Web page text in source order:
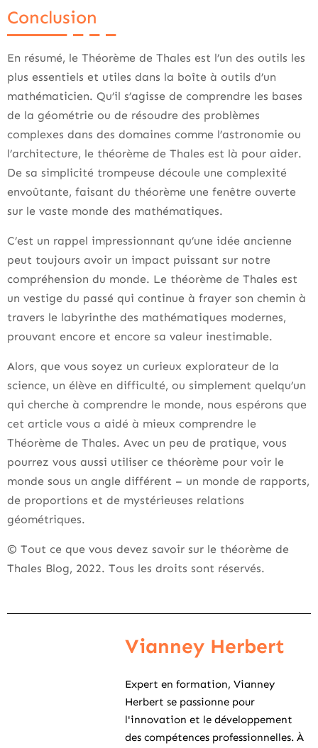
Conclusion
En résumé, le Théorème de Thales est l’un des outils les
plus essentiels et utiles dans la boîte à outils d’un
mathématicien. Qu’il s’agisse de comprendre les bases
de la géométrie ou de résoudre des problèmes
complexes dans des domaines comme l’astronomie ou
l’architecture, le théorème de Thales est là pour aider.
De sa simplicité trompeuse découle une complexité
envoûtante, faisant du théorème une fenêtre ouverte
sur le vaste monde des mathématiques.
C’est un rappel impressionnant qu’une idée ancienne
peut toujours avoir un impact puissant sur notre
compréhension du monde. Le théorème de Thales est
un vestige du passé qui continue à frayer son chemin à
travers le labyrinthe des mathématiques modernes,
prouvant encore et encore sa valeur inestimable.
Alors, que vous soyez un curieux explorateur de la
science, un élève en difficulté, ou simplement quelqu’un
qui cherche à comprendre le monde, nous espérons que
cet article vous a aidé à mieux comprendre le
Théorème de Thales. Avec un peu de pratique, vous
pourrez vous aussi utiliser ce théorème pour voir le
monde sous un angle différent – un monde de rapports,
de proportions et de mystérieuses relations
géométriques.
© Tout ce que vous devez savoir sur le théorème de
Thales Blog, 2022. Tous les droits sont réservés.
Vianney Herbert
Expert en formation, Vianney
Herbert se passionne pour
l'innovation et le développement
des compétences professionnelles. À